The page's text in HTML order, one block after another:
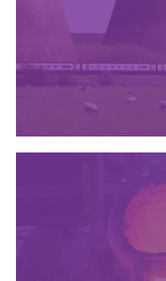
energética